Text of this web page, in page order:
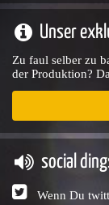
Unser
Zu faul selber zu
der Produktion?
social
Wenn Du